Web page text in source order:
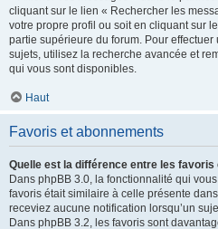
cliquant sur le lien « Rechercher les
votre propre profil ou soit en cliquant sur
partie supérieure du forum. Pour
sujets, utilisez la recherche avancée et
qui vous sont disponibles.
Haut
Favoris et abonnements
Quelle est la différence entre les favoris
Dans phpBB 3.0, la fonctionnalité qui
favoris était similaire à celle présente
receviez aucune notification lorsqu’un
Dans phpBB 3.2, les favoris sont